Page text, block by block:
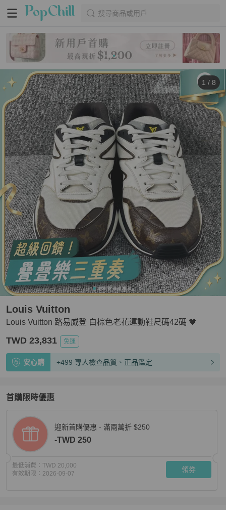
搜尋商品或用戶
1 / 8
Louis Vuitton 路易威登 白棕色老花運動鞋尺碼42碼 🧡
Louis Vuitton
TWD 23,831 免運
安心購 +499 專人檢查品質、正品鑑定
首購限時優惠
迎新首購優惠 - 滿兩萬折 $250
-TWD 250
最低消費： TWD 20,000
有效期限： 2026-09-07 領券